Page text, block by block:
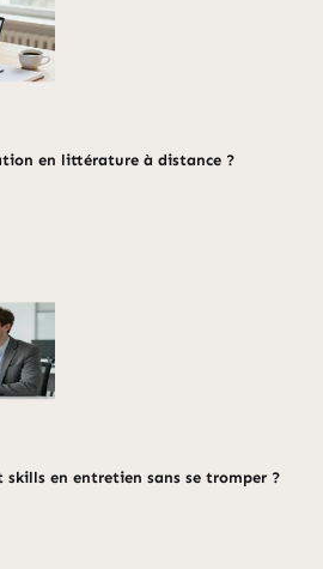
en littérature à distance ?
skills en entretien sans se tromper ?